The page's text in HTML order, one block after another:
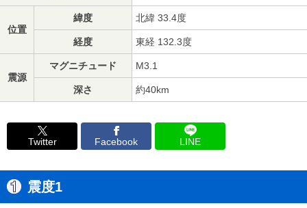
位置
緯度 北緯 33.4度
経度 東経 132.3度
震源
マグニチュード M3.1
深さ 約40km
Twitter Facebook LINE
震度1